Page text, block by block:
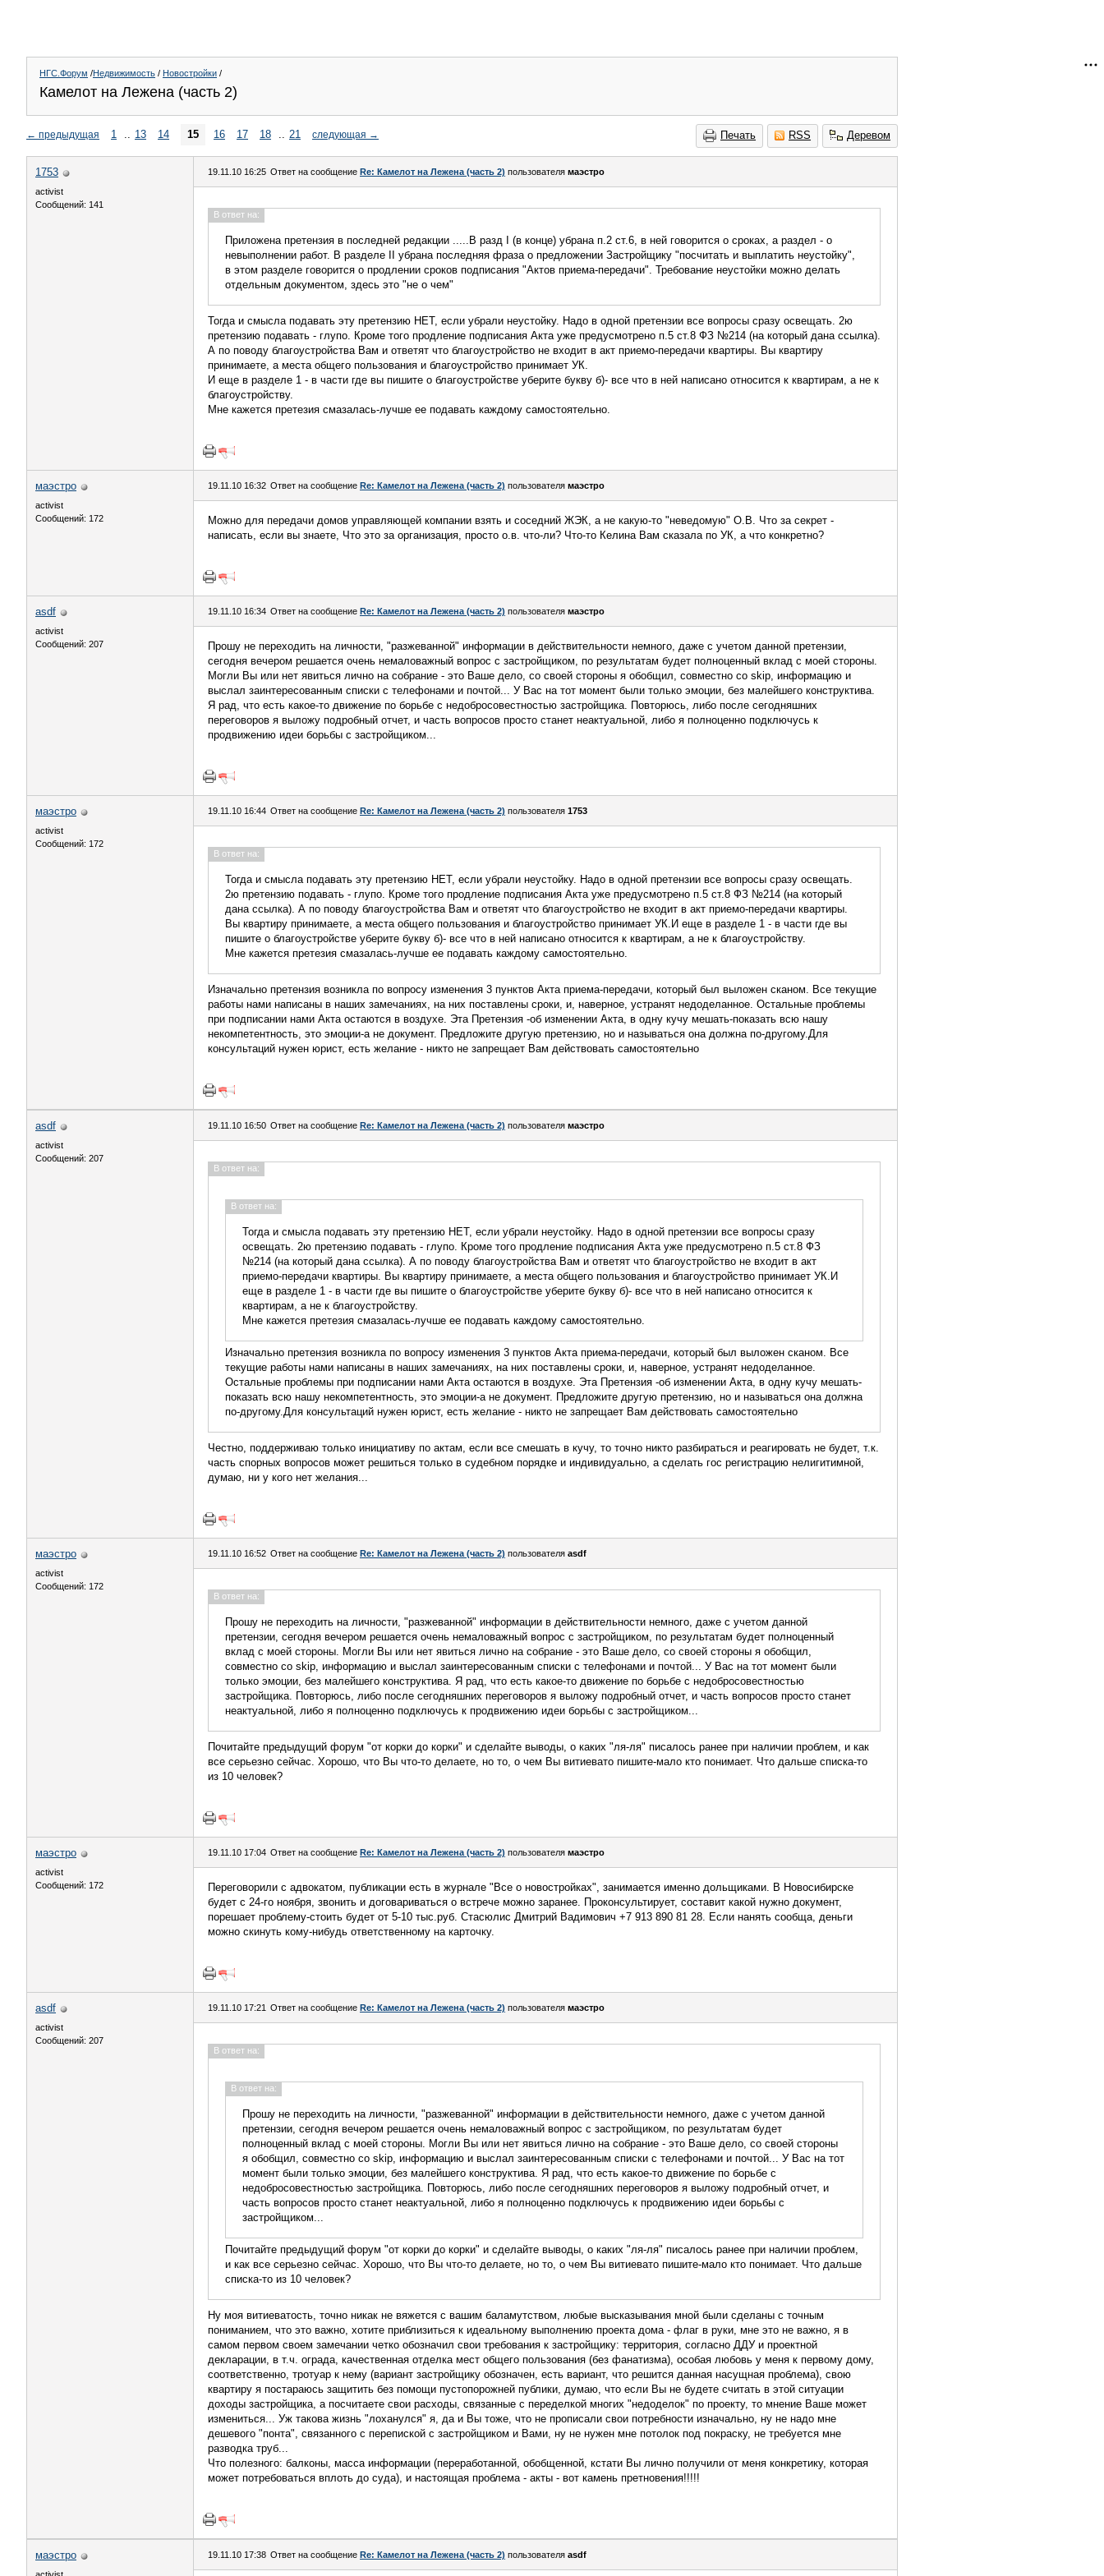
НГС.Форум /Недвижимость / Новостройки /
Камелот на Лежена (часть 2)
Печать RSS Деревом
← предыдущая 1 .. 13 14 15 16 17 18 .. 21 следующая →
1753
activist
Сообщений: 141
19.11.10 16:25 Ответ на сообщение Re: Камелот на Лежена (часть 2) пользователя маэстро
В ответ на:
Приложена претензия в последней редакции .....В разд I (в конце) убрана п.2 ст.6, в ней говорится о сроках, а раздел - о
невыполнении работ. В разделе II убрана последняя фраза о предложении Застройщику "посчитать и выплатить неустойку",
в этом разделе говорится о продлении сроков подписания "Актов приема-передачи". Требование неустойки можно делать
отдельным документом, здесь это "не о чем"
Тогда и смысла подавать эту претензию НЕТ, если убрали неустойку. Надо в одной претензии все вопросы сразу освещать. 2ю
претензию подавать - глупо. Кроме того продление подписания Акта уже предусмотрено п.5 ст.8 ФЗ №214 (на который дана ссылка).
А по поводу благоустройства Вам и ответят что благоустройство не входит в акт приемо-передачи квартиры. Вы квартиру
принимаете, а места общего пользования и благоустройство принимает УК.
И еще в разделе 1 - в части где вы пишите о благоустройстве уберите букву б)- все что в ней написано относится к квартирам, а не к
благоустройству.
Мне кажется претезия смазалась-лучше ее подавать каждому самостоятельно.
маэстро
activist
Сообщений: 172
19.11.10 16:32 Ответ на сообщение Re: Камелот на Лежена (часть 2) пользователя маэстро
Можно для передачи домов управляющей компании взять и соседний ЖЭК, а не какую-то "неведомую" О.В. Что за секрет -
написать, если вы знаете, Что это за организация, просто о.в. что-ли? Что-то Келина Вам сказала по УК, а что конкретно?
asdf
activist
Сообщений: 207
19.11.10 16:34 Ответ на сообщение Re: Камелот на Лежена (часть 2) пользователя маэстро
Прошу не переходить на личности, "разжеванной" информации в действительности немного, даже с учетом данной претензии,
сегодня вечером решается очень немаловажный вопрос с застройщиком, по результатам будет полноценный вклад с моей стороны.
Могли Вы или нет явиться лично на собрание - это Ваше дело, со своей стороны я обобщил, совместно со skip, информацию и
выслал заинтересованным списки с телефонами и почтой... У Вас на тот момент были только эмоции, без малейшего конструктива.
Я рад, что есть какое-то движение по борьбе с недобросовестностью застройщика. Повторюсь, либо после сегодняшних
переговоров я выложу подробный отчет, и часть вопросов просто станет неактуальной, либо я полноценно подключусь к
продвижению идеи борьбы с застройщиком...
маэстро
activist
Сообщений: 172
19.11.10 16:44 Ответ на сообщение Re: Камелот на Лежена (часть 2) пользователя 1753
В ответ на:
Тогда и смысла подавать эту претензию НЕТ, если убрали неустойку. Надо в одной претензии все вопросы сразу освещать.
2ю претензию подавать - глупо. Кроме того продление подписания Акта уже предусмотрено п.5 ст.8 ФЗ №214 (на который
дана ссылка). А по поводу благоустройства Вам и ответят что благоустройство не входит в акт приемо-передачи квартиры.
Вы квартиру принимаете, а места общего пользования и благоустройство принимает УК.И еще в разделе 1 - в части где вы
пишите о благоустройстве уберите букву б)- все что в ней написано относится к квартирам, а не к благоустройству.
Мне кажется претезия смазалась-лучше ее подавать каждому самостоятельно.
Изначально претензия возникла по вопросу изменения 3 пунктов Акта приема-передачи, который был выложен сканом. Все текущие
работы нами написаны в наших замечаниях, на них поставлены сроки, и, наверное, устранят недоделанное. Остальные проблемы
при подписании нами Акта остаются в воздухе. Эта Претензия -об изменении Акта, в одну кучу мешать-показать всю нашу
некомпетентность, это эмоции-а не документ. Предложите другую претензию, но и называться она должна по-другому.Для
консультаций нужен юрист, есть желание - никто не запрещает Вам действовать самостоятельно
asdf
activist
Сообщений: 207
19.11.10 16:50 Ответ на сообщение Re: Камелот на Лежена (часть 2) пользователя маэстро
В ответ на:
В ответ на:
Тогда и смысла подавать эту претензию НЕТ, если убрали неустойку. Надо в одной претензии все вопросы сразу
освещать. 2ю претензию подавать - глупо. Кроме того продление подписания Акта уже предусмотрено п.5 ст.8 ФЗ
№214 (на который дана ссылка). А по поводу благоустройства Вам и ответят что благоустройство не входит в акт
приемо-передачи квартиры. Вы квартиру принимаете, а места общего пользования и благоустройство принимает УК.И
еще в разделе 1 - в части где вы пишите о благоустройстве уберите букву б)- все что в ней написано относится к
квартирам, а не к благоустройству.
Мне кажется претезия смазалась-лучше ее подавать каждому самостоятельно.
Изначально претензия возникла по вопросу изменения 3 пунктов Акта приема-передачи, который был выложен сканом. Все
текущие работы нами написаны в наших замечаниях, на них поставлены сроки, и, наверное, устранят недоделанное.
Остальные проблемы при подписании нами Акта остаются в воздухе. Эта Претензия -об изменении Акта, в одну кучу мешать-
показать всю нашу некомпетентность, это эмоции-а не документ. Предложите другую претензию, но и называться она должна
по-другому.Для консультаций нужен юрист, есть желание - никто не запрещает Вам действовать самостоятельно
Честно, поддерживаю только инициативу по актам, если все смешать в кучу, то точно никто разбираться и реагировать не будет, т.к.
часть спорных вопросов может решиться только в судебном порядке и индивидуально, а сделать гос регистрацию нелигитимной,
думаю, ни у кого нет желания...
маэстро
activist
Сообщений: 172
19.11.10 16:52 Ответ на сообщение Re: Камелот на Лежена (часть 2) пользователя asdf
В ответ на:
Прошу не переходить на личности, "разжеванной" информации в действительности немного, даже с учетом данной
претензии, сегодня вечером решается очень немаловажный вопрос с застройщиком, по результатам будет полноценный
вклад с моей стороны. Могли Вы или нет явиться лично на собрание - это Ваше дело, со своей стороны я обобщил,
совместно со skip, информацию и выслал заинтересованным списки с телефонами и почтой... У Вас на тот момент были
только эмоции, без малейшего конструктива. Я рад, что есть какое-то движение по борьбе с недобросовестностью
застройщика. Повторюсь, либо после сегодняшних переговоров я выложу подробный отчет, и часть вопросов просто станет
неактуальной, либо я полноценно подключусь к продвижению идеи борьбы с застройщиком...
Почитайте предыдущий форум "от корки до корки" и сделайте выводы, о каких "ля-ля" писалось ранее при наличии проблем, и как
все серьезно сейчас. Хорошо, что Вы что-то делаете, но то, о чем Вы витиевато пишите-мало кто понимает. Что дальше списка-то
из 10 человек?
маэстро
activist
Сообщений: 172
19.11.10 17:04 Ответ на сообщение Re: Камелот на Лежена (часть 2) пользователя маэстро
Переговорили с адвокатом, публикации есть в журнале "Все о новостройках", занимается именно дольщиками. В Новосибирске
будет с 24-го ноября, звонить и договариваться о встрече можно заранее. Проконсультирует, составит какой нужно документ,
порешает проблему-стоить будет от 5-10 тыс.руб. Стасюлис Дмитрий Вадимович +7 913 890 81 28. Если нанять сообща, деньги
можно скинуть кому-нибудь ответственному на карточку.
asdf
activist
Сообщений: 207
19.11.10 17:21 Ответ на сообщение Re: Камелот на Лежена (часть 2) пользователя маэстро
В ответ на:
В ответ на:
Прошу не переходить на личности, "разжеванной" информации в действительности немного, даже с учетом данной
претензии, сегодня вечером решается очень немаловажный вопрос с застройщиком, по результатам будет
полноценный вклад с моей стороны. Могли Вы или нет явиться лично на собрание - это Ваше дело, со своей стороны
я обобщил, совместно со skip, информацию и выслал заинтересованным списки с телефонами и почтой... У Вас на тот
момент были только эмоции, без малейшего конструктива. Я рад, что есть какое-то движение по борьбе с
недобросовестностью застройщика. Повторюсь, либо после сегодняшних переговоров я выложу подробный отчет, и
часть вопросов просто станет неактуальной, либо я полноценно подключусь к продвижению идеи борьбы с
застройщиком...
Почитайте предыдущий форум "от корки до корки" и сделайте выводы, о каких "ля-ля" писалось ранее при наличии проблем,
и как все серьезно сейчас. Хорошо, что Вы что-то делаете, но то, о чем Вы витиевато пишите-мало кто понимает. Что дальше
списка-то из 10 человек?
Ну моя витиеватость, точно никак не вяжется с вашим баламутством, любые высказывания мной были сделаны с точным
пониманием, что это важно, хотите приблизиться к идеальному выполнению проекта дома - флаг в руки, мне это не важно, я в
самом первом своем замечании четко обозначил свои требования к застройщику: территория, согласно ДДУ и проектной
декларации, в т.ч. ограда, качественная отделка мест общего пользования (без фанатизма), особая любовь у меня к первому дому,
соответственно, тротуар к нему (вариант застройщику обозначен, есть вариант, что решится данная насущная проблема), свою
квартиру я постараюсь защитить без помощи пустопорожней публики, думаю, что если Вы не будете считать в этой ситуации
доходы застройщика, а посчитаете свои расходы, связанные с переделкой многих "недоделок" по проекту, то мнение Ваше может
измениться... Уж такова жизнь "лоханулся" я, да и Вы тоже, что не прописали свои потребности изначально, ну не надо мне
дешевого "понта", связанного с перепиской с застройщиком и Вами, ну не нужен мне потолок под покраску, не требуется мне
разводка труб...
Что полезного: балконы, масса информации (переработанной, обобщенной, кстати Вы лично получили от меня конкретику, которая
может потребоваться вплоть до суда), и настоящая проблема - акты - вот камень претновения!!!!!
маэстро 19.11.10 17:38 Ответ на сообщение Re: Камелот на Лежена (часть 2) пользователя asdf